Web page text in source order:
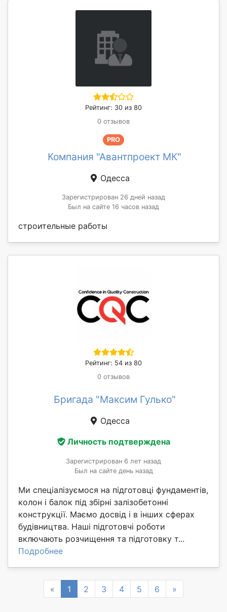
Рейтинг: 30 из 80
0 отзывов
PRO
Компания "Авантпроект МК"
Одесса
Зарегистрирован 26 дней назад
Был на сайте 16 часов назад
строительные работы
Рейтинг: 54 из 80
0 отзывов
Бригада "Максим Гулько"
Одесса
Личность подтверждена
Зарегистрирован 6 лет назад
Был на сайте день назад
Ми спеціалізуємося на підготовці фундаментів,
колон і балок під збірні залізобетонні
конструкції. Маємо досвід і в інших сферах
будівництва. Наші підготовчі роботи
включають розчищення та підготовку т...
Подробнее
« Previous
1 2 3 4 5 6 »